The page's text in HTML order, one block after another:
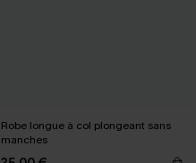
Robe longue à col plongeant sans
manches